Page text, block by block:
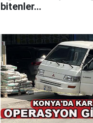
bitenler…